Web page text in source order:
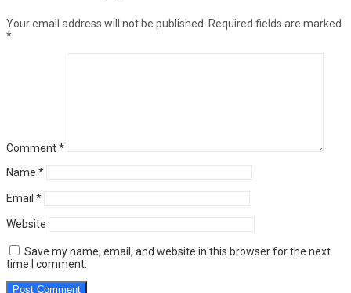
Your email address will not be published. Required fields are marked
*
Comment*
Name *
Email *
Website
Save my name, email, and website in this browser for the next
time I comment.